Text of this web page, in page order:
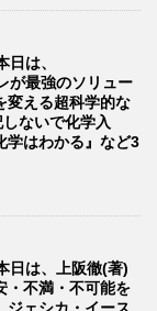
は、
が最強のソリュー
える超科学的な
ないで化学入
はわかる』など3
日は、上阪徹(著)
・不満・不可能を
ジェシカ・イース